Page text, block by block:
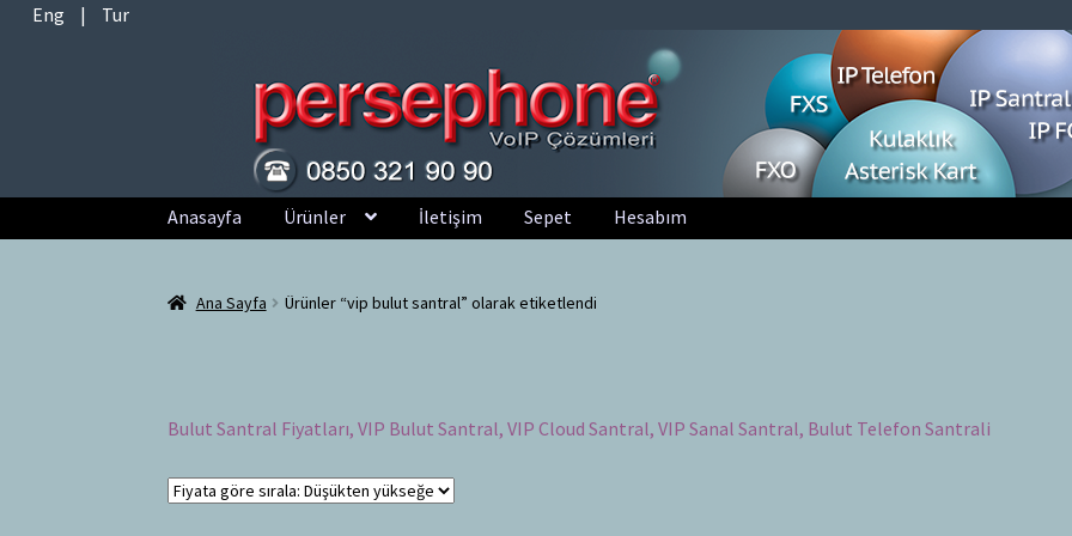
Eng | Tur
Dolaşıma
geç
İçeriğe
geç
Anasayfa Ürünler İletişim Sepet Hesabım
Ana Sayfa Ürünler “vip bulut santral” olarak etiketlendi
Bulut Santral Fiyatları, VIP Bulut Santral, VIP Cloud Santral, VIP Sanal Santral, Bulut Telefon Santrali